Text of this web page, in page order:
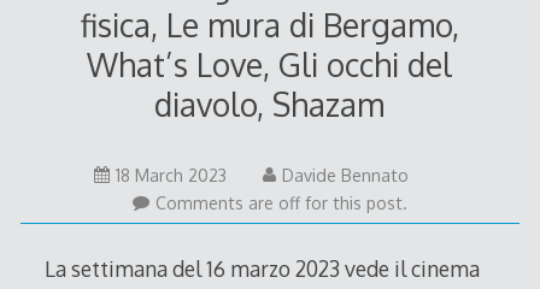
fisica, Le mura di Bergamo,
What’s Love, Gli occhi del
diavolo, Shazam
18 March 2023
Davide Bennato
Comments are off for this post.
La settimana del 16 marzo 2023 vede il cinema